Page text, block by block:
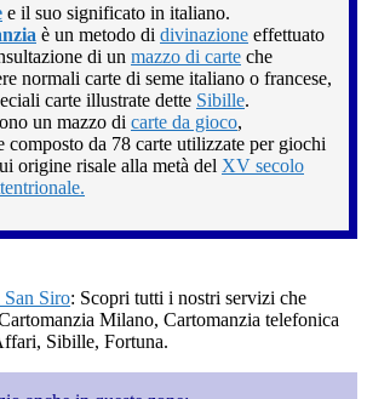
e il suo significato in italiano.
è un metodo di divinazione effettuato
di un mazzo di carte che
normali carte di seme italiano o francese,
carte illustrate dette Sibille.
un mazzo di carte da gioco,
composto da 78 carte utilizzate per giochi
origine risale alla metà del XV secolo
Siro: Scopri tutti i nostri servizi che
Milano, Cartomanzia telefonica
Sibille, Fortuna.